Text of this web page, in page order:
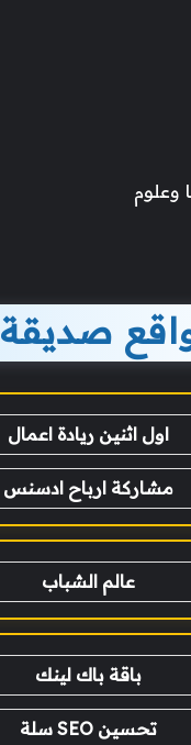
وعلوم
صديقة
اول اثنين ريادة اعمال
مشاركة ارباح ادسنس
عالم الشباب
باقة باك لينك
تحسين SEO سلة